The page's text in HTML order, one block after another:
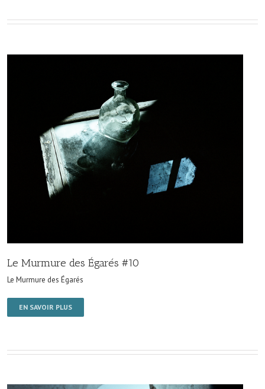
Le Murmure des Égarés #10
Le Murmure des Égarés
EN SAVOIR PLUS